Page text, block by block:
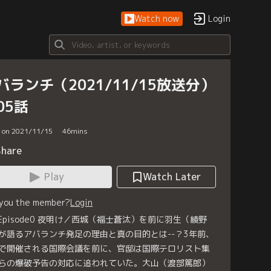
Watch now Login
ランチ（2021/11/15放送分）
話
2021/11/15 46mins
Play
Watch Later
the member?Login
夜明け／西城（福士蒼汰）を前に羽生（綾野
語るアバランチ発足の理由と真の目的とは--？3年前、
開催される国際会議を前に、官邸は国際テロリスト集
の爆破予告の対応に追われていた。大山（渡部篤郎）